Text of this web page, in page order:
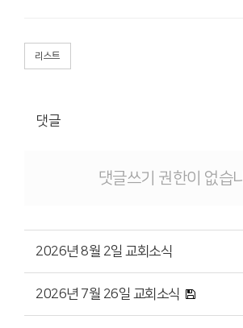
리스트
댓글
댓글쓰기 권한이 없습
2026년 8월 2일 교회소식
2026년 7월 26일 교회소식